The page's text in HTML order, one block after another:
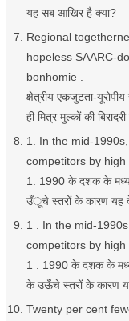
यह सब आखिर है क्या?
Regional
hopeless SAARC-
bonhomie .
क्षेत्रीय एकजुटता-
ही मित्र मुल्कों की
1. In the mid-
competitors by high
1. 1990 के दशक के
उँूचे स्तरों के कारण यह
1 . In the mid-
competitors by high
1 . 1990 के दशक के
के उऊँचे स्तरों के कारण यह
Twenty per cent